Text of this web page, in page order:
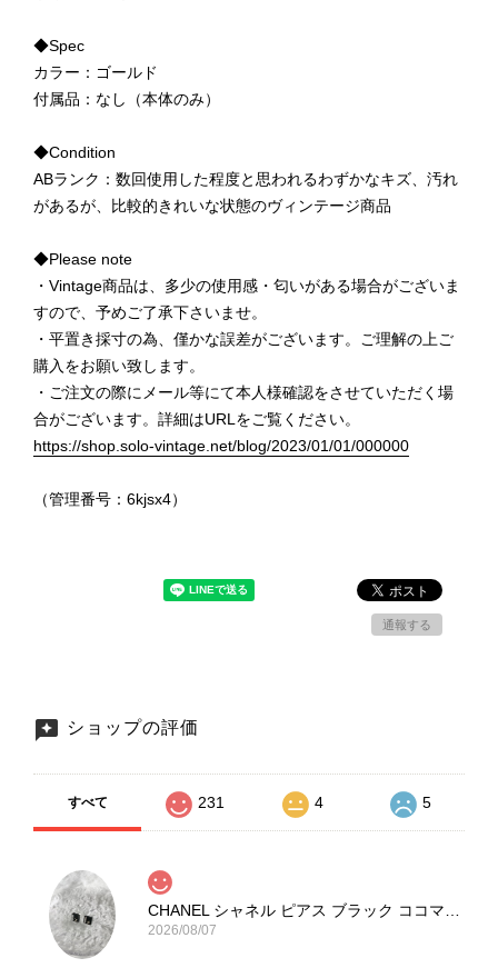
◆Spec
カラー：ゴールド
付属品：なし（本体のみ）
◆Condition
ABランク：数回使用した程度と思われるわずかなキズ、汚れ
があるが、比較的きれいな状態のヴィンテージ商品
◆Please note
・Vintage商品は、多少の使用感・匂いがある場合がございま
すので、予めご了承下さいませ。
・平置き採寸の為、僅かな誤差がございます。ご理解の上ご
購入をお願い致します。
・ご注文の際にメール等にて本人様確認をさせていただく場
合がございます。詳細はURLをご覧ください。
https://shop.solo-vintage.net/blog/2023/01/01/000000
（管理番号：6kjsx4）
通報する
ショップの評価
すべて 231 4 5
2026/08/07